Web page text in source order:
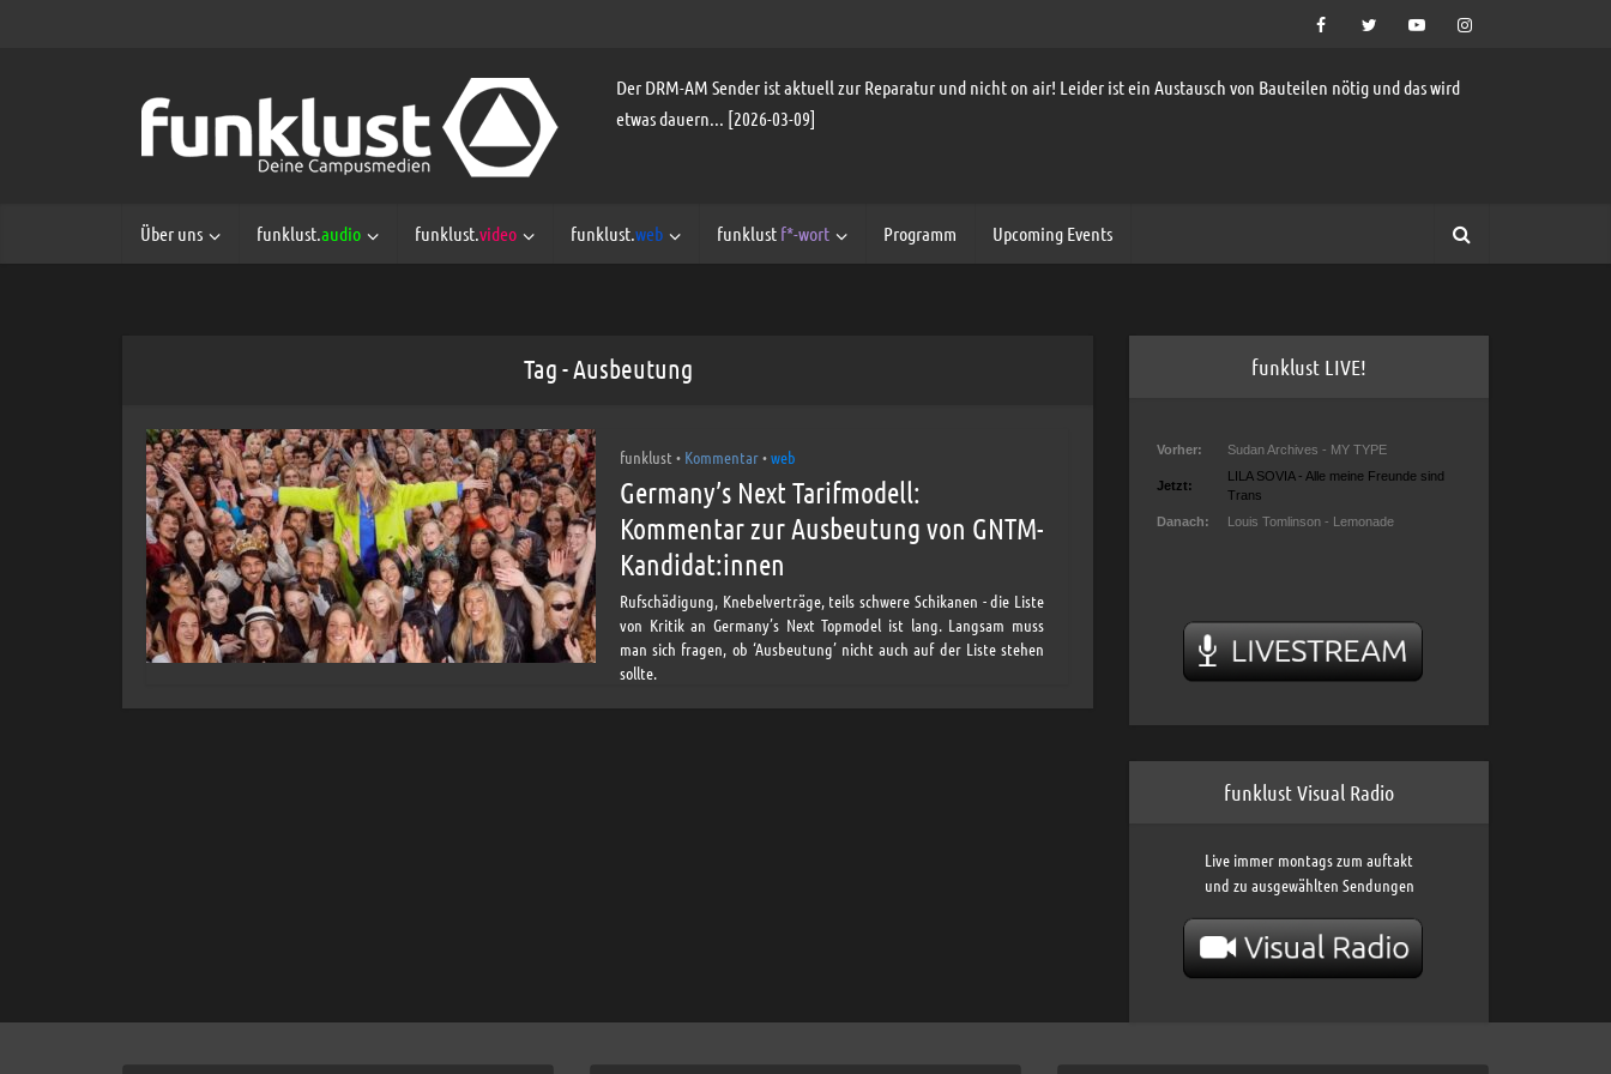
Der DRM-AM Sender ist aktuell zur Reparatur und nicht on air! Leider ist ein Austausch von Bauteilen nötig und das wird
etwas dauern... [2026-03-09]
Über uns funklust.audio funklust.video funklust.web funklust f*-wort Programm Upcoming Events
Tag - Ausbeutung
funklust • Kommentar•web
Germany’s Next Tarifmodell:
Kommentar zur Ausbeutung von GNTM-
Kandidat:innen
Rufschädigung, Knebelverträge, teils schwere Schikanen - die Liste
von Kritik an Germany’s Next Topmodel ist lang. Langsam muss
man sich fragen, ob ‘Ausbeutung’ nicht auch auf der Liste stehen
sollte.
funklust LIVE!
funklust Visual Radio
Live immer montags zum auftakt
und zu ausgewählten Sendungen